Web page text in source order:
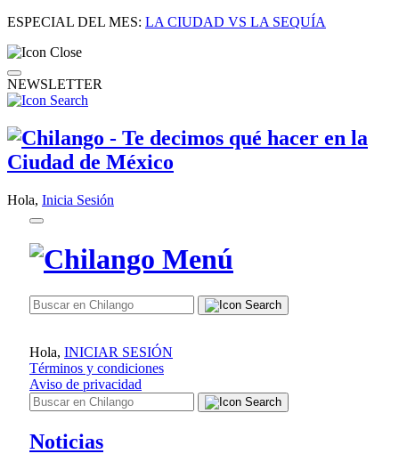
ESPECIAL DEL MES: LA CIUDAD VS LA SEQUÍA
NEWSLETTER
Hola, Inicia Sesión
Hola, INICIAR SESIÓN
Términos y condiciones
Aviso de privacidad
Noticias